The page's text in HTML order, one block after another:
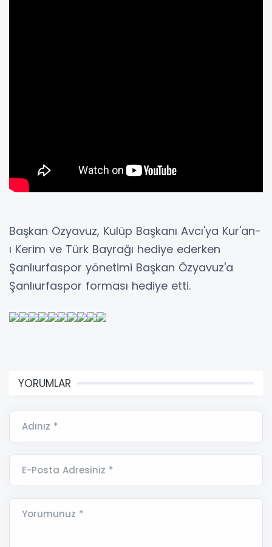
Başkan Özyavuz, Kulüp Başkanı Avcı'ya Kur'an-
ı Kerim ve Türk Bayrağı hediye ederken
Şanlıurfaspor yönetimi Başkan Özyavuz'a
Şanlıurfaspor forması hediye etti.
YORUMLAR
Adınız *
E-Posta Adresiniz *
Yorumunuz *